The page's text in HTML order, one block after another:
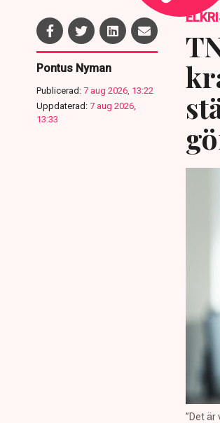
Pontus Nyman
Publicerad: 7 aug 2026, 13:22
Uppdaterad: 7 aug 2026,
13:33
”Det